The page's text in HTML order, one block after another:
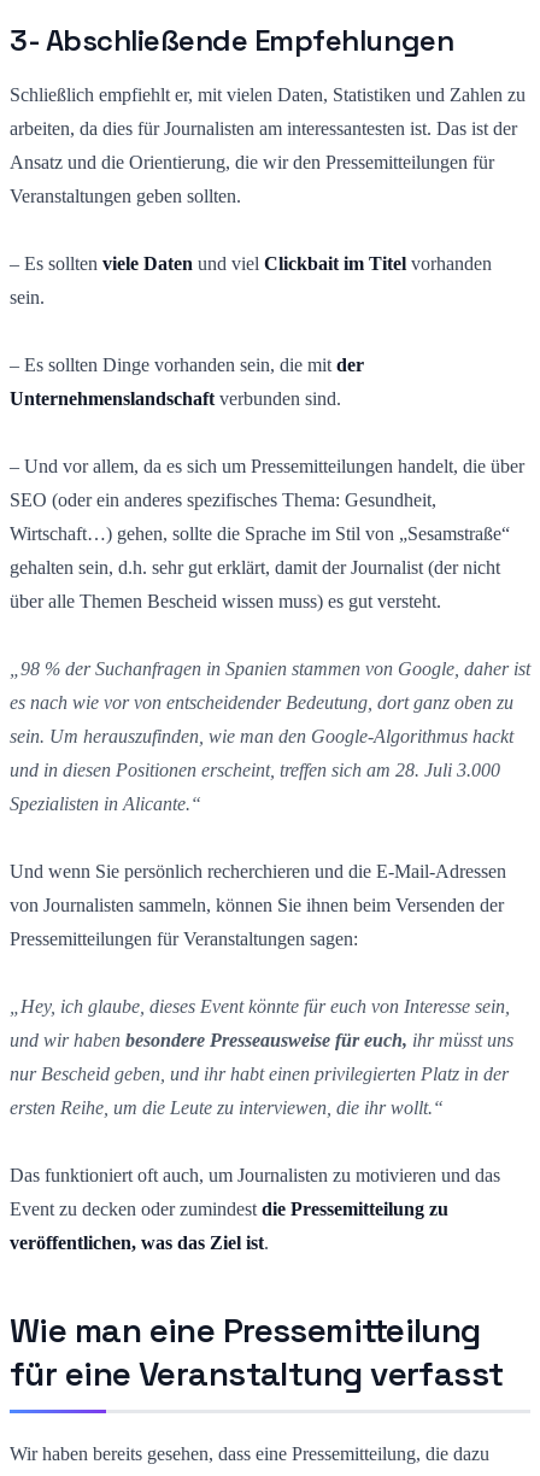
3- Abschließende Empfehlungen
Schließlich empfiehlt er, mit vielen Daten, Statistiken und Zahlen zu
arbeiten, da dies für Journalisten am interessantesten ist. Das ist der
Ansatz und die Orientierung, die wir den Pressemitteilungen für
Veranstaltungen geben sollten.
– Es sollten viele Daten und viel Clickbait im Titel vorhanden
sein.
– Es sollten Dinge vorhanden sein, die mit der
Unternehmenslandschaft verbunden sind.
– Und vor allem, da es sich um Pressemitteilungen handelt, die über
SEO (oder ein anderes spezifisches Thema: Gesundheit,
Wirtschaft…) gehen, sollte die Sprache im Stil von „Sesamstraße“
gehalten sein, d.h. sehr gut erklärt, damit der Journalist (der nicht
über alle Themen Bescheid wissen muss) es gut versteht.
„98 % der Suchanfragen in Spanien stammen von Google, daher ist
es nach wie vor von entscheidender Bedeutung, dort ganz oben zu
sein. Um herauszufinden, wie man den Google-Algorithmus hackt
und in diesen Positionen erscheint, treffen sich am 28. Juli 3.000
Spezialisten in Alicante.“
Und wenn Sie persönlich recherchieren und die E-Mail-Adressen
von Journalisten sammeln, können Sie ihnen beim Versenden der
Pressemitteilungen für Veranstaltungen sagen:
„Hey, ich glaube, dieses Event könnte für euch von Interesse sein,
und wir haben besondere Presseausweise für euch, ihr müsst uns
nur Bescheid geben, und ihr habt einen privilegierten Platz in der
ersten Reihe, um die Leute zu interviewen, die ihr wollt.“
Das funktioniert oft auch, um Journalisten zu motivieren und das
Event zu decken oder zumindest die Pressemitteilung zu
veröffentlichen, was das Ziel ist.
Wie man eine Pressemitteilung
für eine Veranstaltung verfasst
Wir haben bereits gesehen, dass eine Pressemitteilung, die dazu